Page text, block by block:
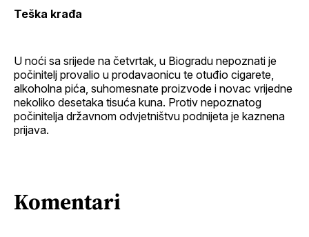
Teška krađa
U noći sa srijede na četvrtak, u Biogradu nepoznati je
počinitelj provalio u prodavaonicu te otuđio cigarete,
alkoholna pića, suhomesnate proizvode i novac vrijedne
nekoliko desetaka tisuća kuna. Protiv nepoznatog
počinitelja državnom odvjetništvu podnijeta je kaznena
prijava.
Komentari